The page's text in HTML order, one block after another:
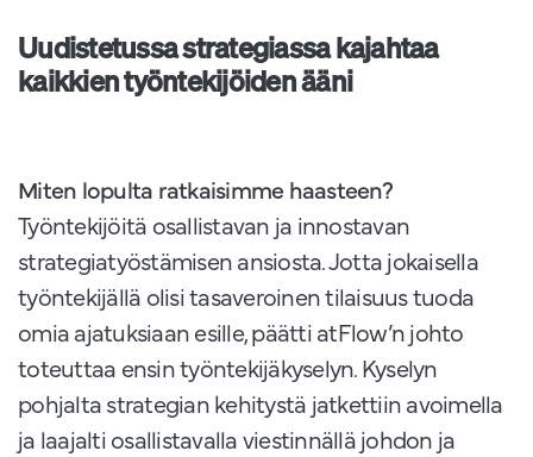
Uudistetussa strategiassa kajahtaa
kaikkien työntekijöiden ääni
Miten lopulta ratkaisimme haasteen?
Työntekijöitä osallistavan ja innostavan
strategiatyöstämisen ansiosta. Jotta jokaisella
työntekijällä olisi tasaveroinen tilaisuus tuoda
omia ajatuksiaan esille, päätti atFlow’n johto
toteuttaa ensin työntekijäkyselyn. Kyselyn
pohjalta strategian kehitystä jatkettiin avoimella
ja laajalti osallistavalla viestinnällä johdon ja